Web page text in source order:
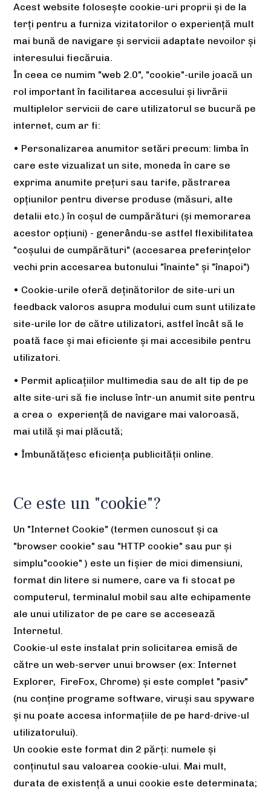
Acest website folosește cookie-uri proprii și de la
terți pentru a furniza vizitatorilor o experiență mult
mai bună de navigare și servicii adaptate nevoilor și
interesului fiecăruia.
În ceea ce numim "web 2.0", "cookie"-urile joacă un
rol important în facilitarea accesului și livrării
multiplelor servicii de care utilizatorul se bucură pe
internet, cum ar fi:
• Personalizarea anumitor setări precum: limba în
care este vizualizat un site, moneda în care se
exprima anumite prețuri sau tarife, păstrarea
opțiunilor pentru diverse produse (măsuri, alte
detalii etc.) în coșul de cumpărături (și memorarea
acestor opțiuni) - generându-se astfel flexibilitatea
"coșului de cumpărături" (accesarea preferințelor
vechi prin accesarea butonului "înainte" și "înapoi")
• Cookie-urile oferă deținătorilor de site-uri un
feedback valoros asupra modului cum sunt utilizate
site-urile lor de către utilizatori, astfel încât să le
poată face și mai eficiente și mai accesibile pentru
utilizatori.
• Permit aplicațiilor multimedia sau de alt tip de pe
alte site-uri să fie incluse într-un anumit site pentru
a crea o experiență de navigare mai valoroasă,
mai utilă și mai plăcută;
• Îmbunătățesc eficiența publicității online.
Ce este un "cookie"?
Un "Internet Cookie" (termen cunoscut și ca
"browser cookie" sau "HTTP cookie" sau pur și
simplu"cookie" ) este un fișier de mici dimensiuni,
format din litere si numere, care va fi stocat pe
computerul, terminalul mobil sau alte echipamente
ale unui utilizator de pe care se accesează
Internetul.
Cookie-ul este instalat prin solicitarea emisă de
către un web-server unui browser (ex: Internet
Explorer, FireFox, Chrome) și este complet "pasiv"
(nu conține programe software, viruși sau spyware
și nu poate accesa informațiile de pe hard-drive-ul
utilizatorului).
Un cookie este format din 2 părți: numele și
conținutul sau valoarea cookie-ului. Mai mult,
durata de existență a unui cookie este determinata;